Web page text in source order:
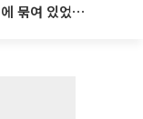
천안 교회서 11세 아동 사망…“침대에 묶여 있었다” 진술 확보